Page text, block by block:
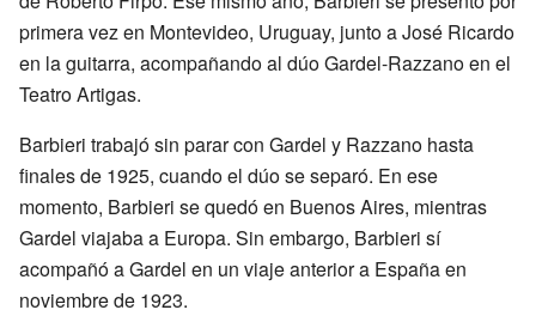
primera vez en Montevideo, Uruguay, junto a José Ricardo
en la guitarra, acompañando al dúo Gardel-Razzano en el
Teatro Artigas.
Barbieri trabajó sin parar con Gardel y Razzano hasta
finales de 1925, cuando el dúo se separó. En ese
momento, Barbieri se quedó en Buenos Aires, mientras
Gardel viajaba a Europa. Sin embargo, Barbieri sí
acompañó a Gardel en un viaje anterior a España en
noviembre de 1923.